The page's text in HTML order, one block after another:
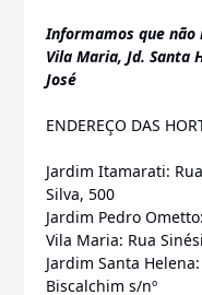
Informamos que não
Vila Maria, Jd. Santa
José
ENDEREÇO DAS
Jardim Itamarati:
Silva, 500
Jardim Pedro
Vila Maria: Rua
Jardim Santa
Biscalchim s/nº